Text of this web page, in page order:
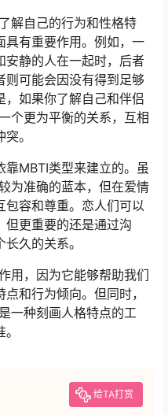
解自己的行为和性格特
具有重要作用。例如，一
安静的人在一起时，后者
则可能会因没有得到足够
，如果你了解自己和伴侣
个更为平衡的关系，互相
。
MBTI类型来建立的。虽
为准确的蓝本，但在爱情
容和尊重。恋人们可以
但更重要的还是通过沟
久的关系。
用，因为它能够帮助我们
和行为倾向。但同时，
一种刻画人格特点的工
给TA打赏